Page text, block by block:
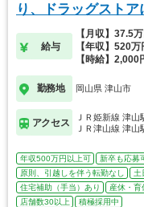
り、ドラッグスト
給与
【月収】37.5
【年収】520
【時給】2,000
勤務地 岡山県 津山市
アクセス
ＪＲ姫新線 津山
ＪＲ津山線 津山
年収500万円以上可 新卒も応募
原則、引越しを伴う転勤なし
土
住宅補助（手当）あり
産休・育
店舗数30以上
積極採用中